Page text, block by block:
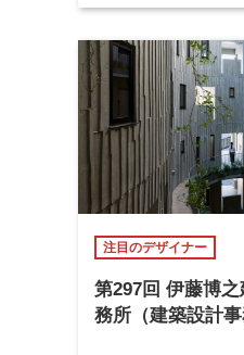
注目のデザイナー
第297回 伊藤博
務所（建築設計事